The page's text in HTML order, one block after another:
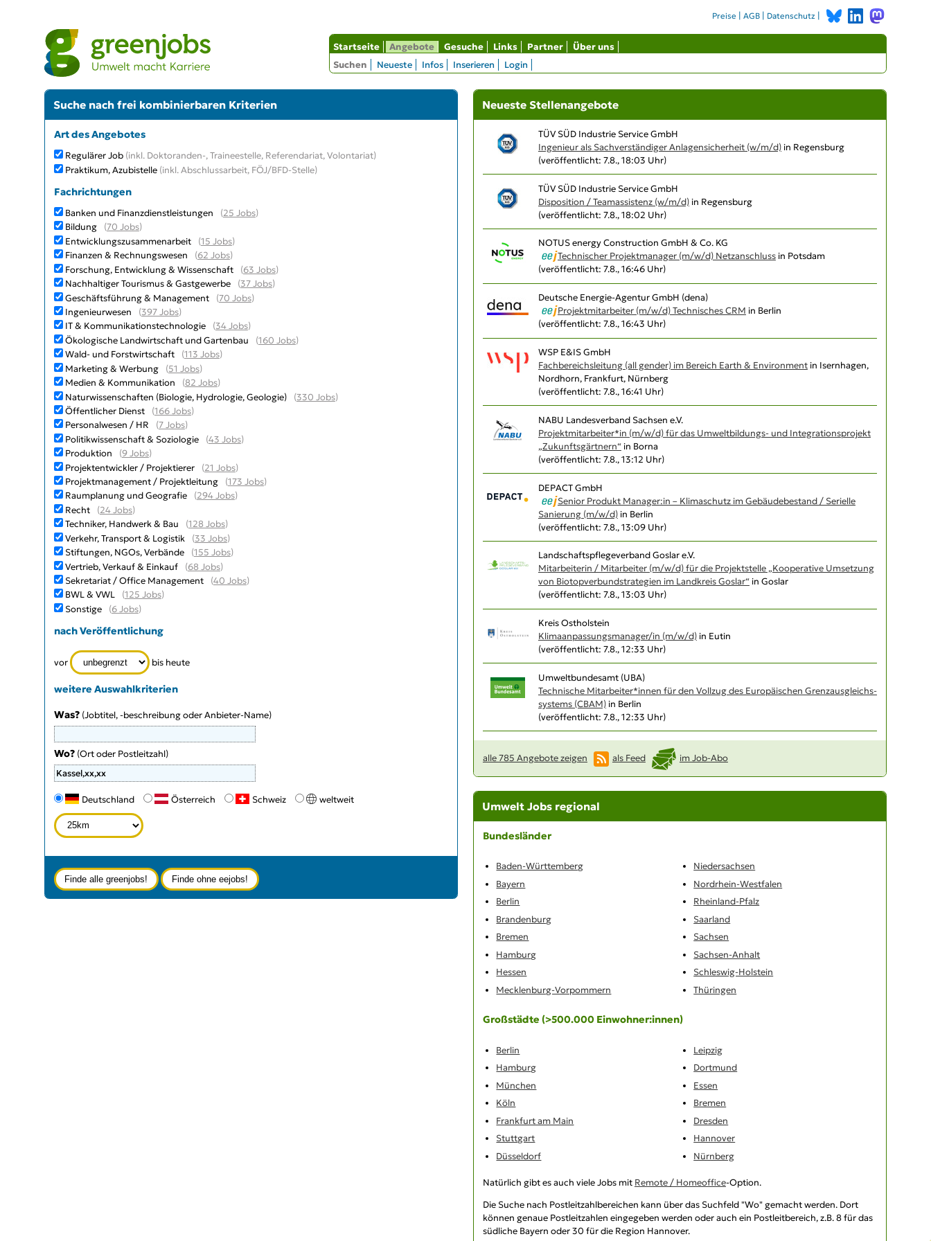
Preise |AGB | Datenschutz |
Startseite
Angebote
Suchen
Neueste Infos Inserieren Login
Gesuche Links Partner Über uns
Suche nach frei kombinierbaren Kriterien
Art des Angebotes
Regulärer Job (inkl. Doktoranden-, Traineestelle, Referendariat, Volontariat)
Praktikum, Azubistelle (inkl. Abschlussarbeit, FÖJ/BFD-Stelle)
Fachrichtungen
Banken und Finanzdienstleistungen (25 Jobs)
Bildung
(70 Jobs)
Entwicklungszusammenarbeit
(15 Jobs)
Finanzen & Rechnungswesen
(62 Jobs)
Forschung, Entwicklung & Wissenschaft
(63 Jobs)
Nachhaltiger Tourismus & Gastgewerbe
(37 Jobs)
Geschäftsführung & Management
(70 Jobs)
Ingenieurwesen
(397 Jobs)
IT & Kommunikationstechnologie
(34 Jobs)
Ökologische Landwirtschaft und Gartenbau
(160 Jobs)
Wald- und Forstwirtschaft
(113 Jobs)
Marketing & Werbung
(51 Jobs)
Medien & Kommunikation
(82 Jobs)
Naturwissenschaften (Biologie, Hydrologie, Geologie)
(330 Jobs)
Öffentlicher Dienst
(166 Jobs)
Personalwesen / HR
(7 Jobs)
Politikwissenschaft & Soziologie
(43 Jobs)
Produktion
(9 Jobs)
Projektentwickler / Projektierer
(21 Jobs)
Projektmanagement / Projektleitung
(173 Jobs)
Raumplanung und Geografie
(294 Jobs)
Recht
(24 Jobs)
Techniker, Handwerk & Bau
(128 Jobs)
Verkehr, Transport & Logistik
(33 Jobs)
Stiftungen, NGOs, Verbände
(155 Jobs)
Vertrieb, Verkauf & Einkauf
(68 Jobs)
Sekretariat / Office Management
(40 Jobs)
BWL & VWL
(125 Jobs)
Sonstige
(6 Jobs)
nach Veröffentlichung
vor bis heute
weitere Auswahlkriterien
Was?(Jobtitel, -beschreibung oder Anbieter-Name)
Wo?(Ort oder Postleitzahl)
Deutschland
Österreich Schweiz weltweit
Neueste Stellenangebote
TÜV SÜD Industrie Service GmbH
Ingenieur als Sachverständiger Anlagensicherheit (w/m/d)in Regensburg
(veröffentlicht: 7.8., 18:03 Uhr)
TÜV SÜD Industrie Service GmbH
Disposition / Teamassistenz (w/m/d)in Regensburg
(veröffentlicht: 7.8., 18:02 Uhr)
NOTUS energy Construction GmbH & Co. KG
Technischer Projektmanager (m/w/d) Netzanschlussin Potsdam
(veröffentlicht: 7.8., 16:46 Uhr)
Deutsche Energie-Agentur GmbH (dena)
Projektmitarbeiter (m/w/d) Technisches CRM in Berlin
(veröffentlicht: 7.8., 16:43 Uhr)
WSP E&IS GmbH
Fachbereichsleitung (all gender) im Bereich Earth & Environmentin Isernhagen,
Nordhorn, Frankfurt, Nürnberg
(veröffentlicht: 7.8., 16:41 Uhr)
NABU Landesverband Sachsen e.V.
Projektmitarbeiter*in (m/w/d) für das Umweltbildungs- und Integrationsprojekt
„Zukunftsgärtnern“in Borna
(veröffentlicht: 7.8., 13:12 Uhr)
DEPACT GmbH
Senior Produkt Manager:in – Klimaschutz im Gebäudebestand / Serielle
Sanierung (m/w/d)in Berlin
(veröffentlicht: 7.8., 13:09 Uhr)
Landschaftspflegeverband Goslar e.V.
Mitarbeiterin / Mitarbeiter (m/w/d) für die Projektstelle „Kooperative Umsetzung
von Biotopverbundstrategien im Landkreis Goslar“in Goslar
(veröffentlicht: 7.8., 13:03 Uhr)
Kreis Ostholstein
Klimaanpassungsmanager/in (m/w/d)in Eutin
(veröffentlicht: 7.8., 12:33 Uhr)
Umweltbundesamt (UBA)
Technische Mitarbeiter*innen für den Vollzug des Europäischen Grenzausgleichs­
systems (CBAM)in Berlin
(veröffentlicht: 7.8., 12:33 Uhr)
alle 785 Angebote zeigen als Feed im Job-Abo
Umwelt Jobs regional
Bundesländer
Baden-Württemberg
Bayern
Berlin
Brandenburg
Bremen
Hamburg
Hessen
Mecklenburg-Vorpommern
Niedersachsen
Nordrhein-Westfalen
Rheinland-Pfalz
Saarland
Sachsen
Sachsen-Anhalt
Schleswig-Holstein
Thüringen
Großstädte (>500.000 Einwohner:innen)
Berlin
Hamburg
München
Köln
Frankfurt am Main
Stuttgart
Düsseldorf
Leipzig
Dortmund
Essen
Bremen
Dresden
Hannover
Nürnberg
Natürlich gibt es auch viele Jobs mit Remote / Homeoffice-Option.
Die Suche nach Postleitzahlbereichen kann über das Suchfeld "Wo" gemacht werden. Dort
können genaue Postleitzahlen eingegeben werden oder auch ein Postleitbereich, z.B. 8 für das
südliche Bayern oder 30 für die Region Hannover.